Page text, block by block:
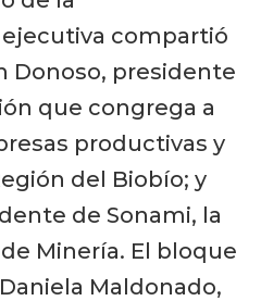
compartió
Donoso, presidente
que congrega a
productivas y
del Biobío; y
de Sonami, la
Minería. El bloque
Maldonado,